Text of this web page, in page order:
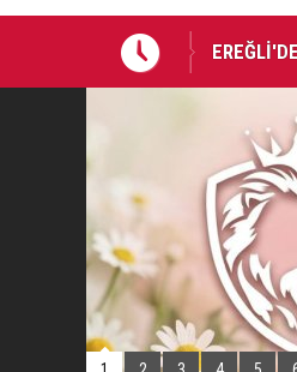
Takla